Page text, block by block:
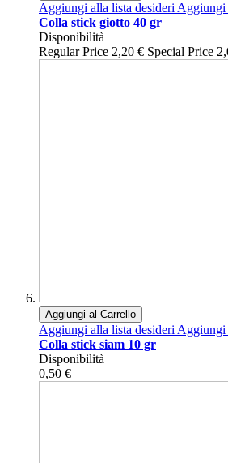
Aggiungi alla lista desideriAggiungi
Colla stick giotto 40 gr
Disponibilità
Regular Price 2,20 € Special Price
Aggiungi al Carrello
Aggiungi alla lista desideriAggiungi
Colla stick siam 10 gr
Disponibilità
0,50 €